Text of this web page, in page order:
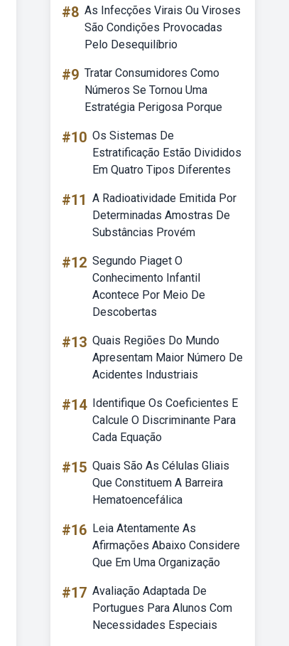
#8 As Infecções Virais Ou Viroses
São Condições Provocadas
Pelo Desequilíbrio
#9 Tratar Consumidores Como
Números Se Tornou Uma
Estratégia Perigosa Porque
#10 Os Sistemas De
Estratificação Estão Divididos
Em Quatro Tipos Diferentes
#11 A Radioatividade Emitida Por
Determinadas Amostras De
Substâncias Provém
#12 Segundo Piaget O
Conhecimento Infantil
Acontece Por Meio De
Descobertas
#13 Quais Regiões Do Mundo
Apresentam Maior Número De
Acidentes Industriais
#14 Identifique Os Coeficientes E
Calcule O Discriminante Para
Cada Equação
#15 Quais São As Células Gliais
Que Constituem A Barreira
Hematoencefálica
#16 Leia Atentamente As
Afirmações Abaixo Considere
Que Em Uma Organização
#17 Avaliação Adaptada De
Portugues Para Alunos Com
Necessidades Especiais